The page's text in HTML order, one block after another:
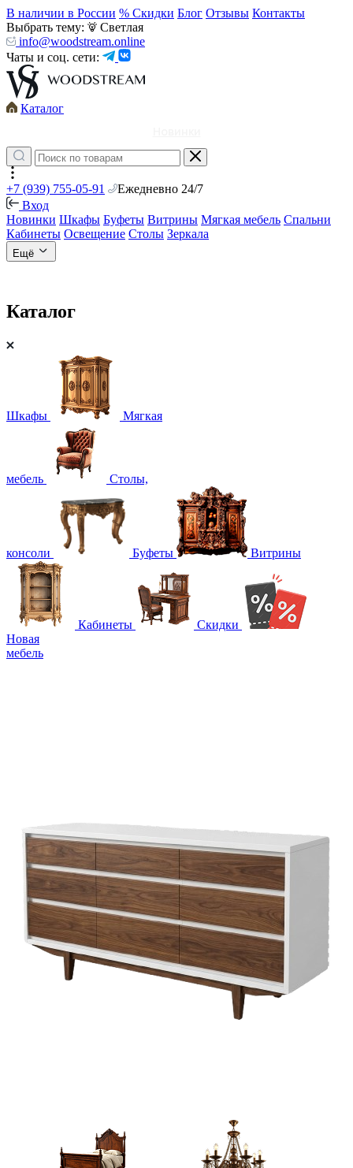
В наличии в России % Скидки Блог Отзывы Контакты
Выбрать тему:
Светлая
info@woodstream.online
Чаты и соц. сети:
Каталог
+7 (939) 755-05-91
Ежедневно 24/7
Вход
Новинки Шкафы Буфеты Витрины Мягкая мебель Спальни
Кабинеты Освещение Столы Зеркала
Ещё
Каталог
Шкафы Мягкая
мебель Столы,
консоли Буфеты Витрины
Кабинеты
Скидки
Новая
мебель